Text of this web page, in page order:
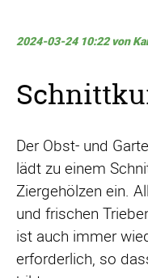
2024-03-24 10:22von
Der Obst- und
lädt zu einem
Ziergehölzen ein.
und frischen
ist auch immer
erforderlich, so